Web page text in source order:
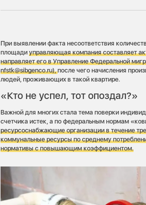
При выявлении факта несоответствия
площадиуправляющая компания составляет
направляет его в Управление Федеральной
nfstk@sibgenco.ru),после чего начисления
людей, проживающих в такой квартире.
«Кто не успел, тот опоздал?»
Важной для многих стала тема поверки
счетчика истек, а по федеральным нормам
ресурсоснабжающие организации в течение
коммунальные ресурсы по среднему
нормативы с повышающим коэффициентом.